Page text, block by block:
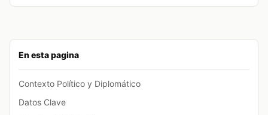
En esta pagina
Contexto Político y Diplomático
Datos Clave